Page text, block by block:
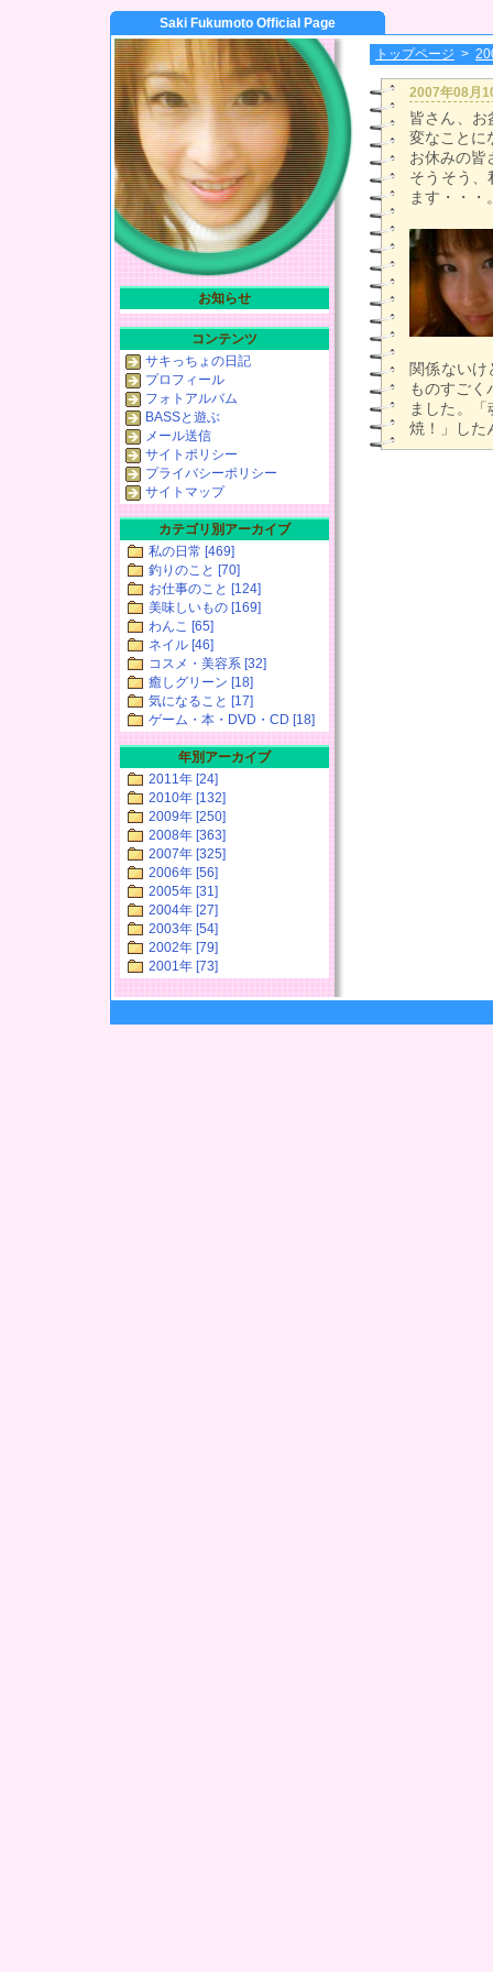
Saki Fukumoto Official Page
トップページ >
2007年08月
皆さん、お
変なことに
お休みの皆
そうそう
ます・・・
関係ない
ものすご
ました。
焼！」した
お知らせ
コンテンツ
サキっちょの日記
プロフィール
フォトアルバム
BASSと遊ぶ
メール送信
サイトポリシー
プライバシーポリシー
サイトマップ
カテゴリ別アーカイブ
私の日常 [469]
釣りのこと [70]
お仕事のこと [124]
美味しいもの [169]
わんこ [65]
ネイル [46]
コスメ・美容系 [32]
癒しグリーン [18]
気になること [17]
ゲーム・本・DVD・CD [18]
年別アーカイブ
2011年 [24]
2010年 [132]
2009年 [250]
2008年 [363]
2007年 [325]
2006年 [56]
2005年 [31]
2004年 [27]
2003年 [54]
2002年 [79]
2001年 [73]